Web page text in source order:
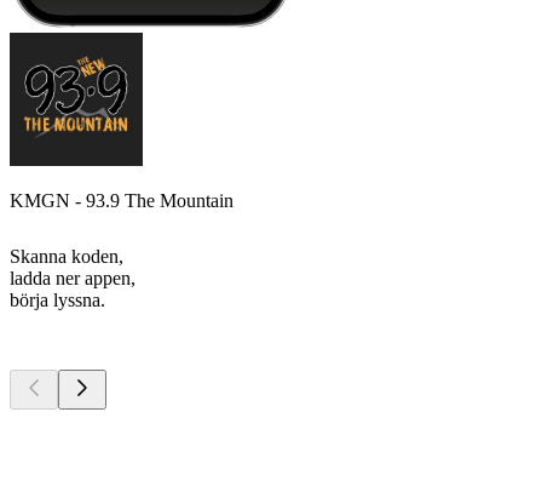
KMGN - 93.9 The Mountain
Skanna koden,
ladda ner appen,
börja lyssna.